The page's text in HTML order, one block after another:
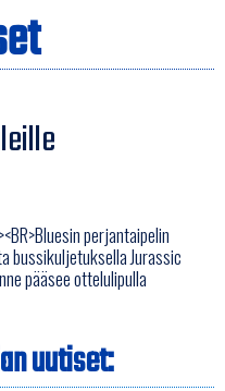
perjantaipelin
bussikuljetuksella Jurassic
pääsee ottelulipulla
uutiset: